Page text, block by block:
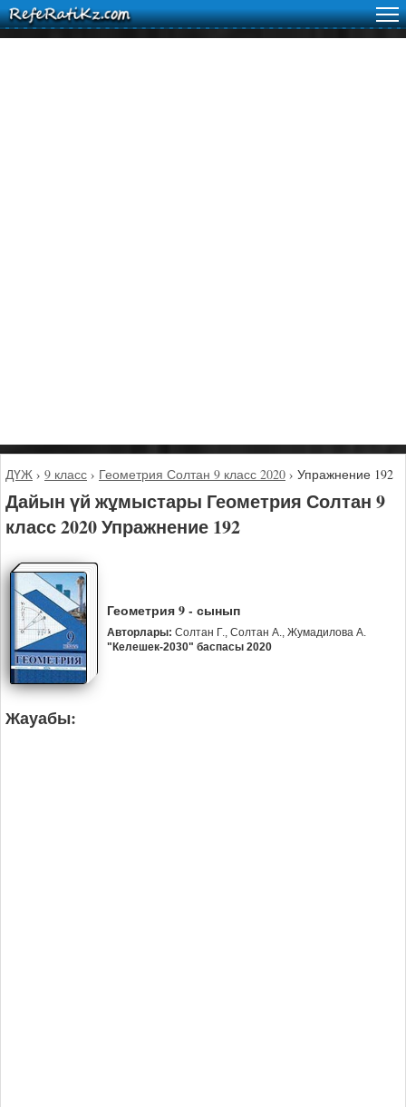
ДҮЖ › 9 класс › Геометрия Солтан 9 класс 2020 › Упражнение 192
Дайын үй жұмыстары Геометрия Солтан 9
класс 2020 Упражнение 192
Геометрия 9 - сынып
Авторлары: Солтан Г., Солтан А., Жумадилова А.
"Келешек-2030" баспасы 2020
Жауабы: